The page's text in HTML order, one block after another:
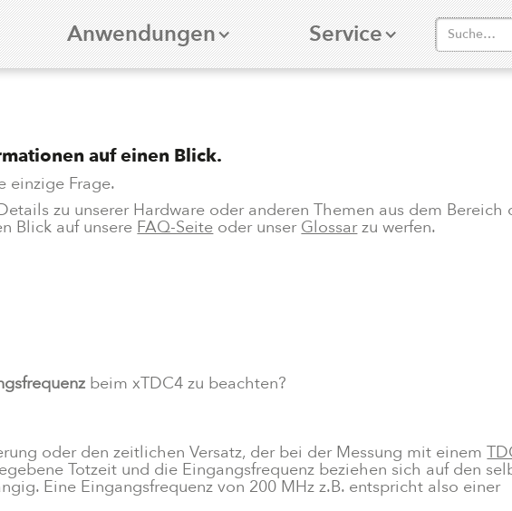
Anwendungen Service
auf einen Blick.
einzige Frage.
zu unserer Hardware oder anderen Themen aus dem
Blick auf unsere FAQ-Seite oder unser Glossarzu werfen.
beim xTDC4 zu beachten?
oder den zeitlichen Versatz, der bei der Messung mit einem
Totzeit und die Eingangsfrequenz beziehen sich auf den
Eine Eingangsfrequenz von 200 MHz z.B. entspricht also einer